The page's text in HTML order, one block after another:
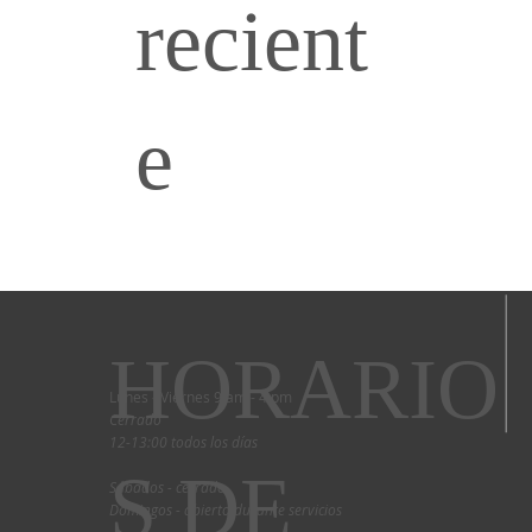
recient
e
Lunes - Viernes 9 am - 4 pm
Cerrado
12-13:00 todos los días
Sábados - cerrado
Domingos - abierto durante servicios
HORARIO
S DE